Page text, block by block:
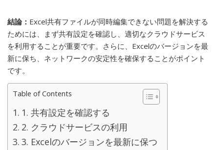
結論： Excel共有ファイルが同時編集できない問題を解決する
ためには、まず共有設定を確認し、適切なクラウドサービス
を利用することが重要です。さらに、Excelのバージョンを最
新に保ち、ネットワークの安定性を確保することがポイント
です。
Table of Contents
1. 共有設定を確認する
2. クラウドサービスの利用
3. Excelのバージョンを最新に保つ